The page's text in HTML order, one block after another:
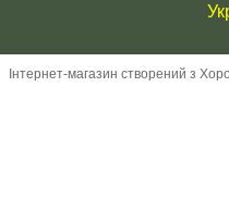
Інтернет-магазин створений з